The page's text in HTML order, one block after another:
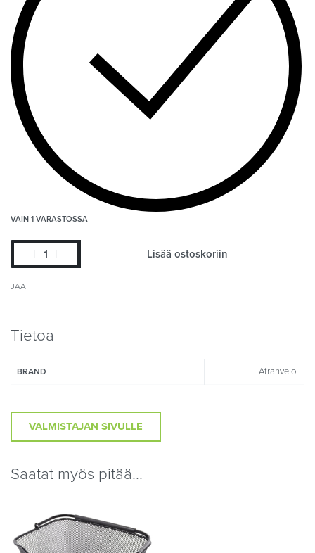
VAIN 1 VARASTOSSA
Lisää ostoskoriin
JAA
Tietoa
BRAND Atranvelo
VALMISTAJAN SIVULLE
Saatat myös pitää...